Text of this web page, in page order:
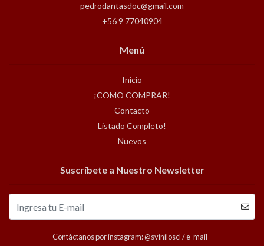
pedrodantasdoc@gmail.com
+56 9 77040904
Menú
Inicio
¡COMO COMPRAR!
Contacto
Listado Completo!
Nuevos
Suscríbete a Nuestro Newsletter
Contáctanos por instagram: @sviniloscl / e-mail -